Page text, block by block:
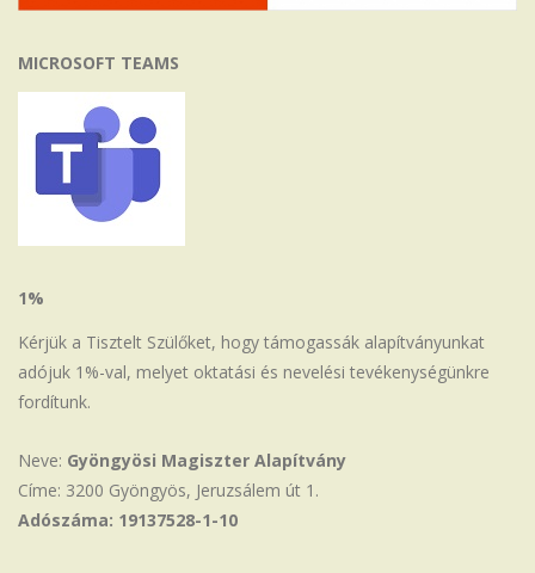
MICROSOFT TEAMS
1%
Kérjük a Tisztelt Szülőket, hogy támogassák alapítványunkat
adójuk 1%-val, melyet oktatási és nevelési tevékenységünkre
fordítunk.
Neve: Gyöngyösi Magiszter Alapítvány
Címe: 3200 Gyöngyös, Jeruzsálem út 1.
Adószáma: 19137528-1-10